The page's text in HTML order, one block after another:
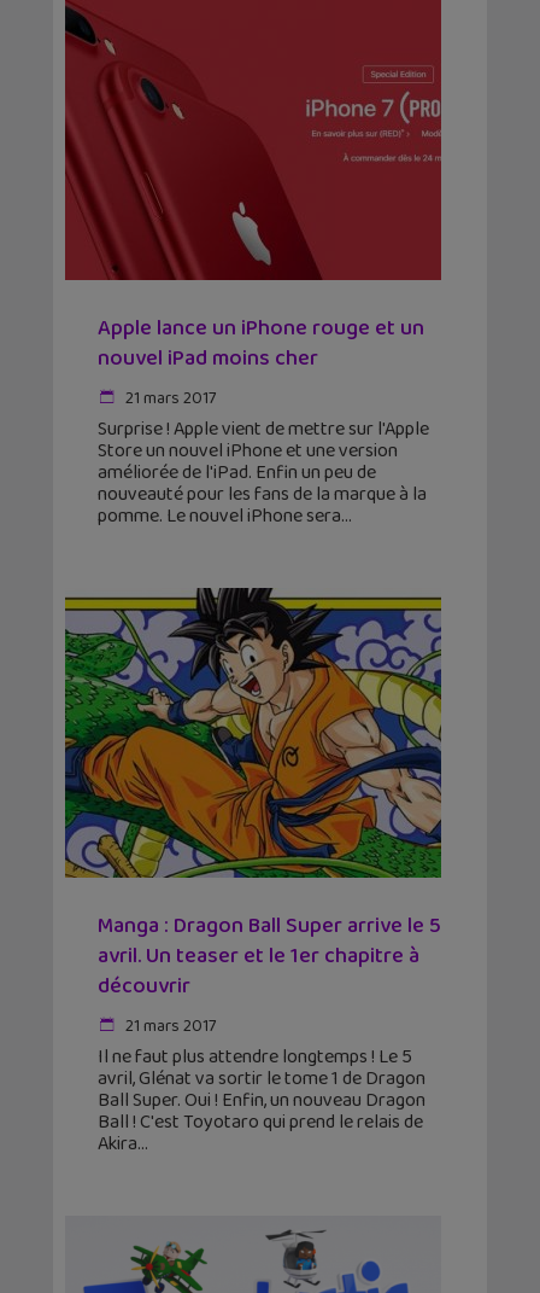
Apple lance un iPhone rouge et un
nouvel iPad moins cher
21 mars 2017
Surprise ! Apple vient de mettre sur l'Apple
Store un nouvel iPhone et une version
améliorée de l'iPad. Enfin un peu de
nouveauté pour les fans de la marque à la
pomme. Le nouvel iPhone sera
Manga : Dragon Ball Super arrive le 5
avril. Un teaser et le 1er chapitre à
découvrir
21 mars 2017
Il ne faut plus attendre longtemps ! Le 5
avril, Glénat va sortir le tome 1 de Dragon
Ball Super. Oui ! Enfin, un nouveau Dragon
Ball ! C'est Toyotaro qui prend le relais de
Akira